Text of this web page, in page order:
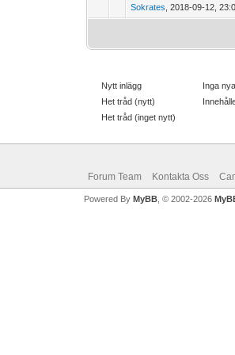
Sokrates ,2018-09-12,
Nytt inlägg
Het tråd (nytt)
Het tråd (inget nytt)
Inga
Forum Team Kontakta Oss
Powered By MyBB, © 2002-2026